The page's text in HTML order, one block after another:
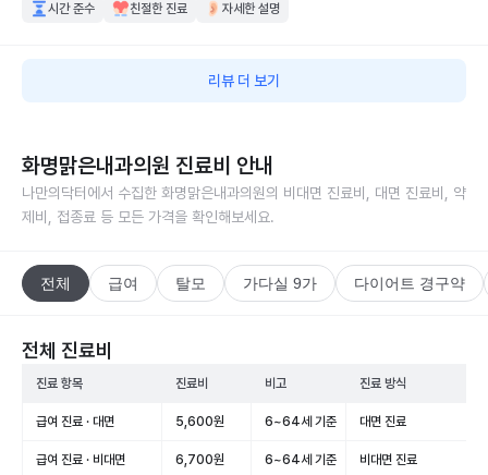
시간 준수 친절한 진료 자세한 설명
리뷰 더 보기
화명맑은내과의원 진료비 안내
나만의닥터에서 수집한 화명맑은내과의원의 비대면 진료비, 대면 진료비, 약
제비, 접종료 등 모든 가격을 확인해보세요.
전체 급여 탈모 가다실 9가 다이어트 경구약
전체 진료비
진료 항목 진료비 비고 진료 방식
급여 진료 · 대면 5,600원 6~64세 기준 대면 진료
급여 진료 · 비대면 6,700원 6~64세 기준 비대면 진료